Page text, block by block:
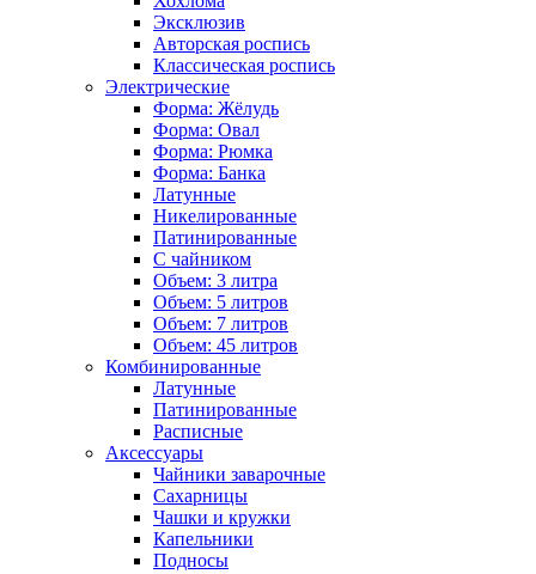
Эксклюзив
Авторская роспись
Классическая роспись
Электрические
Форма: Жёлудь
Форма: Овал
Форма: Рюмка
Форма: Банка
Латунные
Никелированные
Патинированные
С чайником
Объем: 3 литра
Объем: 5 литров
Объем: 7 литров
Объем: 45 литров
Комбинированные
Латунные
Патинированные
Расписные
Аксессуары
Чайники заварочные
Сахарницы
Чашки и кружки
Капельники
Подносы